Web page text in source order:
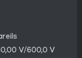
V/600,0 V